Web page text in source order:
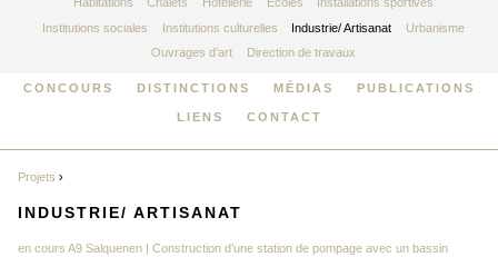
Habitations
Chalets Hôtellerie Écoles
Installations sportives
Institutions sociales
Institutions culturelles Industrie/ Artisanat
Urbanisme
Ouvrages d’art
Direction de travaux
CONCOURS DISTINCTIONS MÉDIAS PUBLICATIONS
LIENS CONTACT
Projets ›
INDUSTRIE/ ARTISANAT
en cours A9 Salquenen | Construction d’une station de pompage avec un bassin